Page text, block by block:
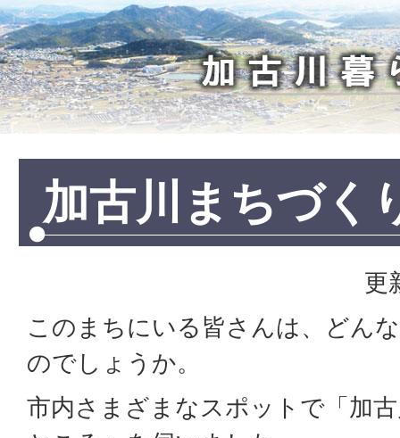
加
古
川
暮
ら
加古川まちづく
更
このまちにいる皆さんは、どん
のでしょうか。
市内さまざまなスポットで「加